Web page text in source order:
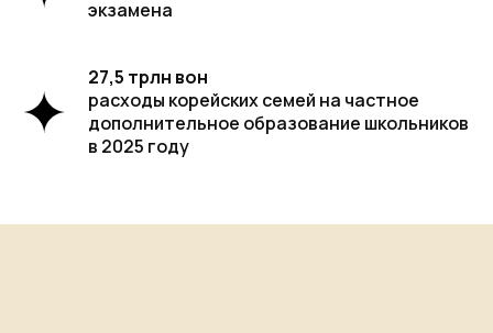
экзамена
27,5 трлн вон
расходы корейских семей на частное
дополнительное образование школьников
в 2025 году